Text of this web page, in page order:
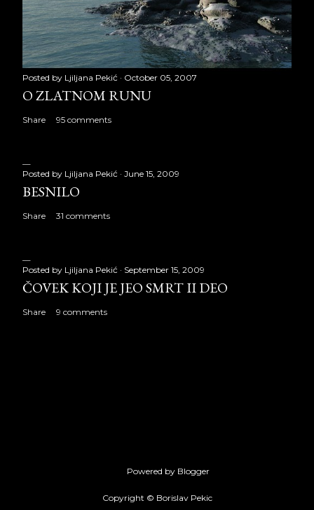
Posted by Ljiljana Pekić October 05, 2007
O ZLATNOM RUNU
Share 95 comments
Posted by Ljiljana Pekić June 15, 2009
BESNILO
Share 31 comments
Posted by Ljiljana Pekić September 15, 2009
ČOVEK KOJI JE JEO SMRT II DEO
Share 9 comments
Powered by Blogger
Copyright © Borislav Pekic